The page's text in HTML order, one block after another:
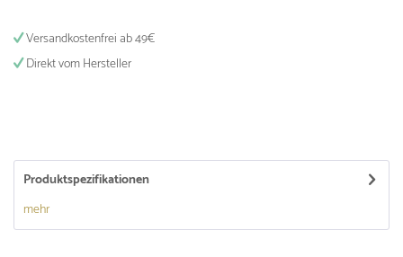
Versandkostenfrei ab 49€
Direkt vom Hersteller
Produktspezifikationen
mehr